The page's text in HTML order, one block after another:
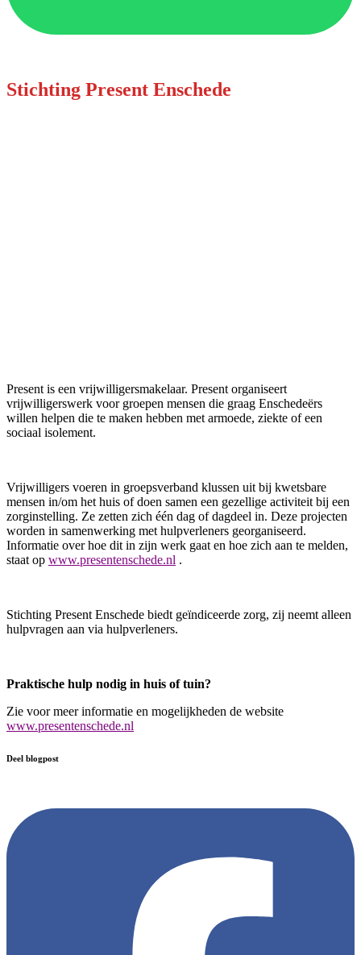
Stichting Present Enschede
Present is een vrijwilligersmakelaar. Present organiseert
vrijwilligerswerk voor groepen mensen die graag Enschedeërs
willen helpen die te maken hebben met armoede, ziekte of een
sociaal isolement.
Vrijwilligers voeren in groepsverband klussen uit bij kwetsbare
mensen in/om het huis of doen samen een gezellige activiteit bij een
zorginstelling. Ze zetten zich één dag of dagdeel in. Deze projecten
worden in samenwerking met hulpverleners georganiseerd.
Informatie over hoe dit in zijn werk gaat en hoe zich aan te melden,
staat op www.presentenschede.nl .
Stichting Present Enschede biedt geïndiceerde zorg, zij neemt alleen
hulpvragen aan via hulpverleners.
Praktische hulp nodig in huis of tuin?
Zie voor meer informatie en mogelijkheden de website
www.presentenschede.nl
Deel blogpost